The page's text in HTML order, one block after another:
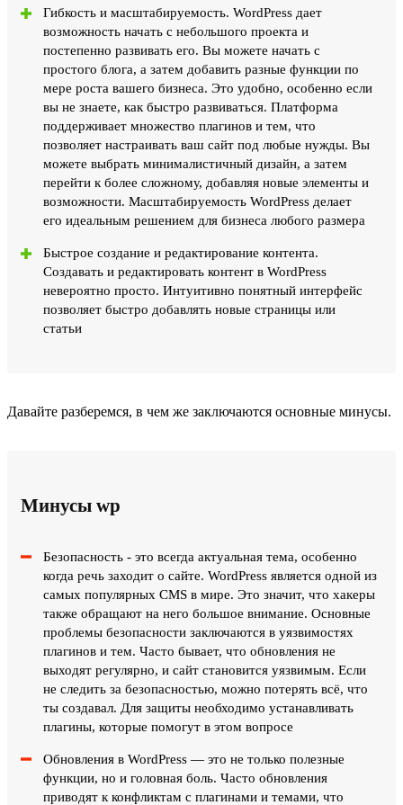
Гибкость и масштабируемость. WordPress дает
возможность начать с небольшого проекта и
постепенно развивать его. Вы можете начать с
простого блога, а затем добавить разные функции по
мере роста вашего бизнеса. Это удобно, особенно если
вы не знаете, как быстро развиваться. Платформа
поддерживает множество плагинов и тем, что
позволяет настраивать ваш сайт под любые нужды. Вы
можете выбрать минималистичный дизайн, а затем
перейти к более сложному, добавляя новые элементы и
возможности. Масштабируемость WordPress делает
его идеальным решением для бизнеса любого размера
Быстрое создание и редактирование контента.
Создавать и редактировать контент в WordPress
невероятно просто. Интуитивно понятный интерфейс
позволяет быстро добавлять новые страницы или
статьи
Давайте разберемся, в чем же заключаются основные минусы.
Минусы wp
Безопасность - это всегда актуальная тема, особенно
когда речь заходит о сайте. WordPress является одной из
самых популярных CMS в мире. Это значит, что хакеры
также обращают на него большое внимание. Основные
проблемы безопасности заключаются в уязвимостях
плагинов и тем. Часто бывает, что обновления не
выходят регулярно, и сайт становится уязвимым. Если
не следить за безопасностью, можно потерять всё, что
ты создавал. Для защиты необходимо устанавливать
плагины, которые помогут в этом вопросе
Обновления в WordPress — это не только полезные
функции, но и головная боль. Часто обновления
приводят к конфликтам с плагинами и темами, что